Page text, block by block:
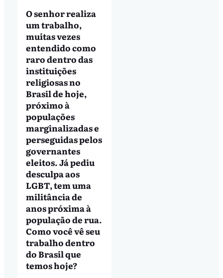
O senhor realiza
um trabalho,
muitas vezes
entendido como
raro dentro das
instituições
religiosas no
Brasil de hoje,
próximo à
populações
marginalizadas e
perseguidas pelos
governantes
eleitos. Já pediu
desculpa aos
LGBT, tem uma
militância de
anos próxima à
população de rua.
Como você vê seu
trabalho dentro
do Brasil que
temos hoje?